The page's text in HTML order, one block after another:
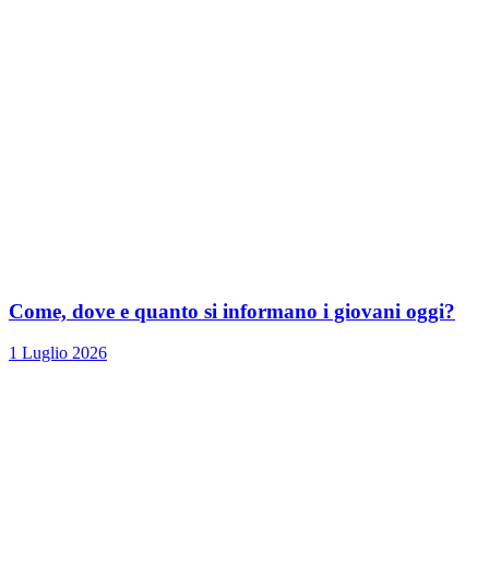
Come, dove e quanto si informano i giovani oggi?
1 Luglio 2026